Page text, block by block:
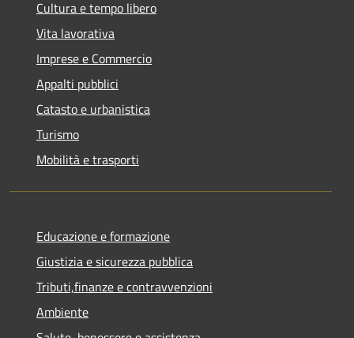
Cultura e tempo libero
Vita lavorativa
Imprese e Commercio
Appalti pubblici
Catasto e urbanistica
Turismo
Mobilità e trasporti
Educazione e formazione
Giustizia e sicurezza pubblica
Tributi,finanze e contravvenzioni
Ambiente